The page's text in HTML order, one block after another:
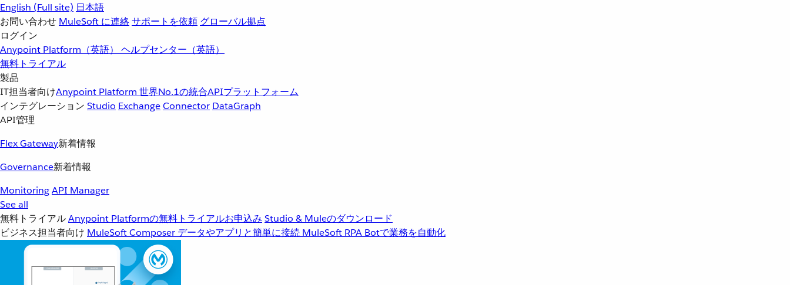
English (Full site) 日本語
お問い合わせ MuleSoft に連絡サポートを依頼 グローバル拠点
ログイン
Anypoint Platform（英語） ヘルプセンター（英語）
無料トライアル
製品
IT担当者向けAnypoint Platform 世界No.1の統合APIプラットフォーム
インテグレーション Studio ExchangeConnector DataGraph
API管理
Flex Gateway新着情報
Governance新着情報
MonitoringAPI Manager
See all
無料トライアルAnypoint Platformの無料トライアルお申込み Studio & Muleのダウンロード
ビジネス担当者向け MuleSoft Composer データやアプリと簡単に接続 MuleSoft RPA Botで業務を自動化